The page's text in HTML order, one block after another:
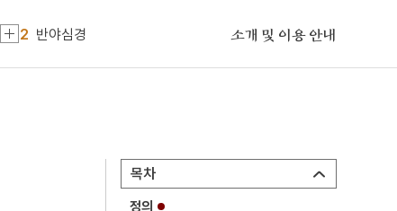
2 반야심경
3 개마고원
경복궁 근정전
경주 불국사 가구식 석축
소개 및 이용 안내
목차
정의